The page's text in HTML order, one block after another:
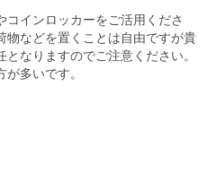
インロッカーをご活用くださ
物などを置くことは自由ですが貴
なりますのでご注意ください。
多いです。